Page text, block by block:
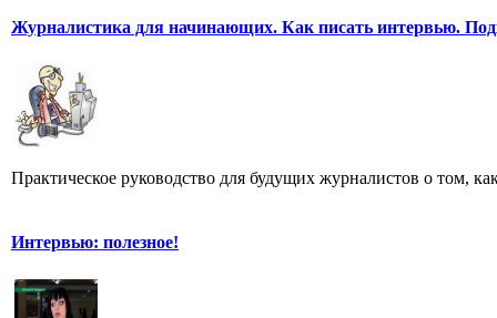
Журналистика для начинающих. Как писать интервью.
Практическое руководство для будущих журналистов о том,
Интервью: полезное!